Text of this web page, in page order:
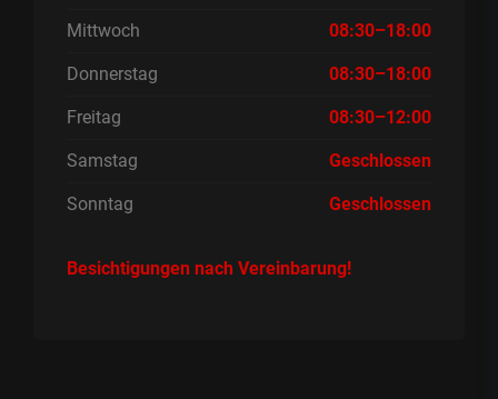
Mittwoch 08:30–18:00
Donnerstag 08:30–18:00
Freitag 08:30–12:00
Samstag Geschlossen
Sonntag Geschlossen
Besichtigungen nach Vereinbarung!